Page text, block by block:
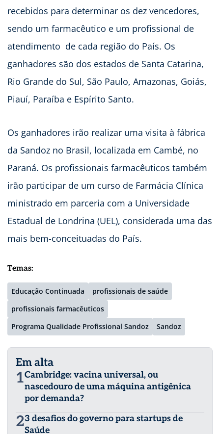
recebidos para determinar os dez vencedores,
sendo um farmacêutico e um profissional de
atendimento de cada região do País. Os
ganhadores são dos estados de Santa Catarina,
Rio Grande do Sul, São Paulo, Amazonas, Goiás,
Piauí, Paraíba e Espírito Santo.
Os ganhadores irão realizar uma visita à fábrica
da Sandoz no Brasil, localizada em Cambé, no
Paraná. Os profissionais farmacêuticos também
irão participar de um curso de Farmácia Clínica
ministrado em parceria com a Universidade
Estadual de Londrina (UEL), considerada uma das
mais bem-conceituadas do País.
Temas:
Educação Continuada
profissionais de saúde
profissionais farmacêuticos
Programa Qualidade Profissional Sandoz
Sandoz
Em alta
1Cambridge: vacina universal, ou
nascedouro de uma máquina antigênica
por demanda?
23 desafios do governo para startups de
Saúde